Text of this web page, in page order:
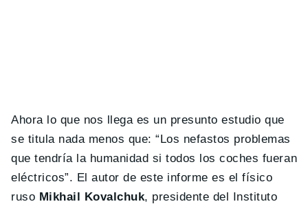
Ahora lo que nos llega es un presunto estudio que
se titula nada menos que: “Los nefastos problemas
que tendría la humanidad si todos los coches fueran
eléctricos”. El autor de este informe es el físico
ruso Mikhail Kovalchuk, presidente del Instituto